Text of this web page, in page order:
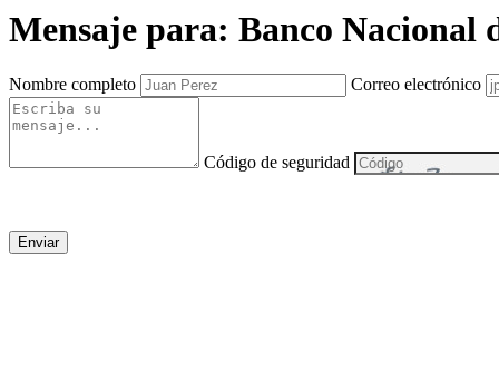
Mensaje para: Banco Nacional
Nombre completo Correo electrónico
Código de seguridad